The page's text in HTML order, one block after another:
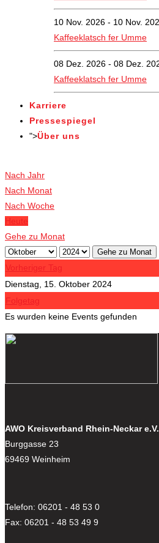
10 Nov. 2026 - 10 Nov.
Kaffeeklatsch fer Umme
08 Dez. 2026 - 08 Dez.
Kaffeeklatsch fer Umme
Karriere
Pressespiegel
">Über uns
Nach Jahr
Nach Monat
Nach Woche
Heute
Gehe zu Monat
Gehe zu Monat
Vorheriger Tag
Dienstag, 15. Oktober 2024
Folgetag
Es wurden keine Events gefunden
AWO Kreisverband Rhein-Neckar e.V.
Burggasse 23
69469 Weinheim
Telefon: 06201 - 48 53 0
Fax: 06201 - 48 53 49 9